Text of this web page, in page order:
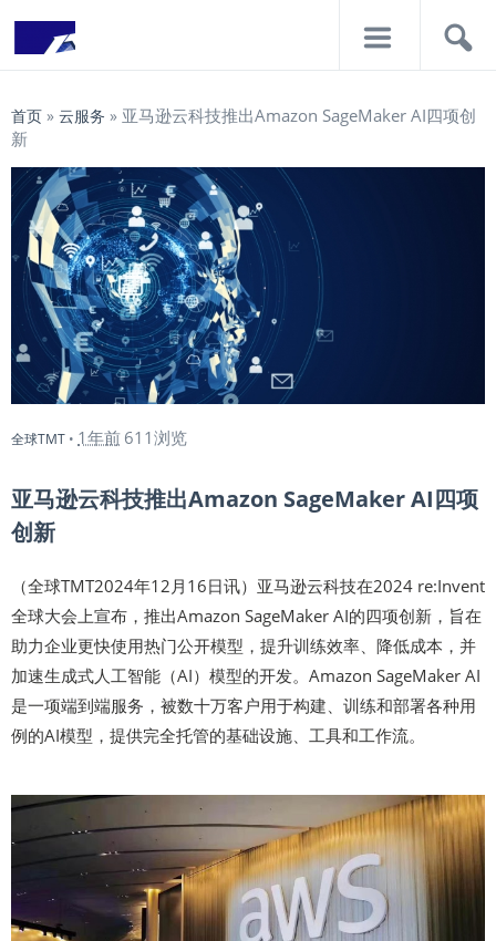
首页 » 云服务 » 亚马逊云科技推出Amazon SageMaker AI四项创
新
全球TMT • 1年前 611浏览
亚马逊云科技推出Amazon SageMaker AI四项
创新
（全球TMT2024年12月16日讯）亚马逊云科技在2024 re:Invent
全球大会上宣布，推出Amazon SageMaker AI的四项创新，旨在
助力企业更快使用热门公开模型，提升训练效率、降低成本，并
加速生成式人工智能（AI）模型的开发。Amazon SageMaker AI
是一项端到端服务，被数十万客户用于构建、训练和部署各种用
例的AI模型，提供完全托管的基础设施、工具和工作流。